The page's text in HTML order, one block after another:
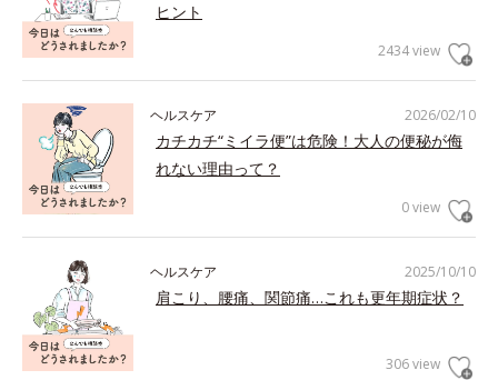
ヒント
2434 view
2026/02/10
ヘルスケア
カチカチ“ミイラ便”は危険！大人の便秘が侮
れない理由って？
0 view
2025/10/10
ヘルスケア
肩こり、腰痛、関節痛…これも更年期症状？
306 view